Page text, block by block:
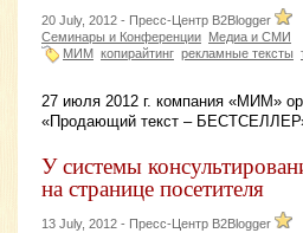
20 July, 2012 - Пресс-Центр B2Blogger
Семинары и Конференции Медиа и СМИ
МИМ копирайтинг рекламные тексты
27 июля 2012 г. компания «МИМ»
«Продающий текст –
У системы
на странице посетителя
13 July, 2012 - Пресс-Центр B2Blogger